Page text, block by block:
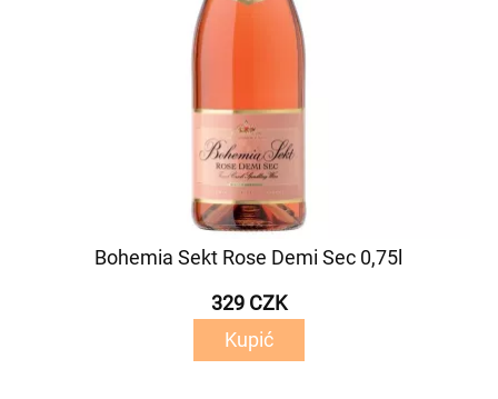
Bohemia Sekt Rose Demi Sec 0,75l
329 CZK
Kupić